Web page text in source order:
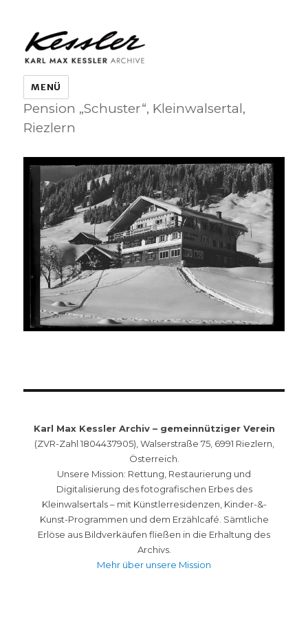
KARL MAX KESSLER ARCHIVE
MENÜ
Pension „Schuster“, Kleinwalsertal,
Riezlern
Karl Max Kessler Archiv – gemeinnütziger Verein
(ZVR-Zahl 1804437905), Walserstraße 75, 6991 Riezlern,
Österreich.
Unsere Mission: Rettung, Restaurierung und
Digitalisierung des fotografischen Erbes des
Kleinwalsertals – mit Künstlerresidenzen, Kinder-&-
Kunst-Programmen und dem Erzählcafé. Sämtliche
Erlöse aus Bildverkäufen fließen in die Erhaltung des
Archivs.
Mehr über unsere Mission